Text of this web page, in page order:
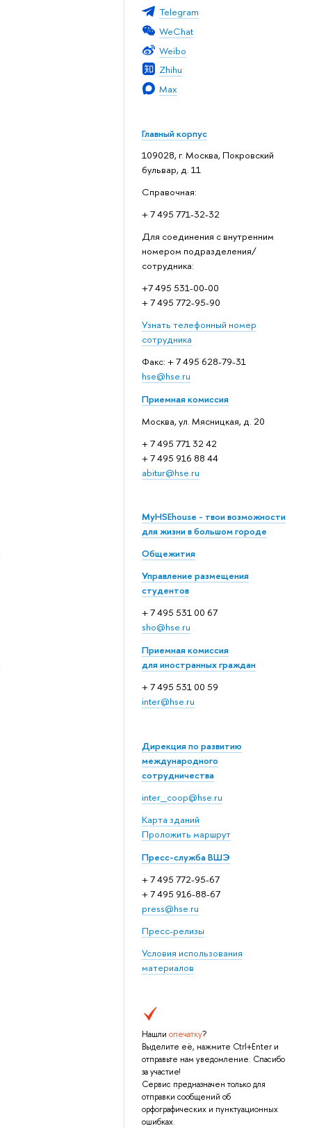
Telegram
WeChat
Weibo
Zhihu
Max
Главный корпус
109028, г. Москва, Покровский
бульвар, д. 11
Справочная:
+ 7 495 771-32-32
Для соединения с внутренним
номером подразделения/
сотрудника:
+7 495 531-00-00
+ 7 495 772-95-90
Узнать телефонный номер
сотрудника
Факс: + 7 495 628-79-31
hse@hse.ru
Приемная комиссия
Москва, ул. Мясницкая, д. 20
+ 7 495 771 32 42
+ 7 495 916 88 44
abitur@hse.ru
MyHSEhouse - твои возможности
для жизни в большом городе
Общежития
Управление размещения
студентов
+ 7 495 531 00 67
sho@hse.ru
Приемная комиссия
для иностранных граждан
+ 7 495 531 00 59
inter@hse.ru
Дирекция по развитию
международного
сотрудничества
inter_coop@hse.ru
Карта зданий
Проложить маршрут
Пресс-служба ВШЭ
+ 7 495 772-95-67
+ 7 495 916-88-67
press@hse.ru
Пресс-релизы
Условия использования
материалов
Нашли опечатку?
Выделите её, нажмите Ctrl+Enter и
отправьте нам уведомление. Спасибо
за участие!
Сервис предназначен только для
отправки сообщений об
орфографических и пунктуационных
ошибках.